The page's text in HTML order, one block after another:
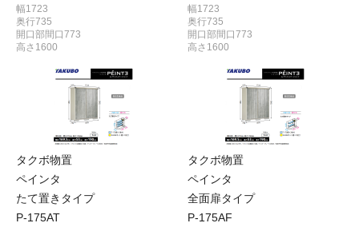
幅1723
奥行735
開口部間口773
高さ1600
幅1723
奥行735
開口部間口773
高さ1600
タクボ物置
ペインタ
たて置きタイプ
P-175AT
タクボ物置
ペインタ
全面扉タイプ
P-175AF